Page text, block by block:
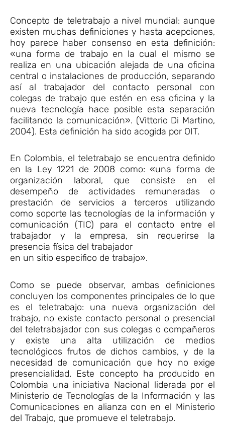
Concepto de teletrabajo a nivel mundial: aunque
existen muchas definiciones y hasta acepciones,
hoy parece haber consenso en esta definición:
«una forma de trabajo en la cual el mismo se
realiza en una ubicación alejada de una oficina
central o instalaciones de producción, separando
así al trabajador del contacto personal con
colegas de trabajo que estén en esa oficina y la
nueva tecnología hace posible esta separación
facilitando la comunicación». (Vittorio Di Martino,
2004). Esta definición ha sido acogida por OIT.
En Colombia, el teletrabajo se encuentra definido
en la Ley 1221 de 2008 como: «una forma de
organización laboral, que consiste en el
desempeño de actividades remuneradas o
prestación de servicios a terceros utilizando
como soporte las tecnologías de la información y
comunicación (TIC) para el contacto entre el
trabajador y la empresa, sin requerirse la
presencia física del trabajador
en un sitio especifico de trabajo».
Como se puede observar, ambas definiciones
concluyen los componentes principales de lo que
es el teletrabajo: una nueva organización del
trabajo, no existe contacto personal o presencial
del teletrabajador con sus colegas o compañeros
y existe una alta utilización de medios
tecnológicos frutos de dichos cambios, y de la
necesidad de comunicación que hoy no exige
presencialidad. Este concepto ha producido en
Colombia una iniciativa Nacional liderada por el
Ministerio de Tecnologías de la Información y las
Comunicaciones en alianza con en el Ministerio
del Trabajo, que promueve el teletrabajo.